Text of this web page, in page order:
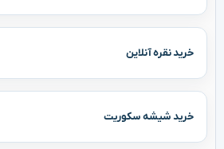
خرید نقره آنلاین
خرید شیشه سکوریت